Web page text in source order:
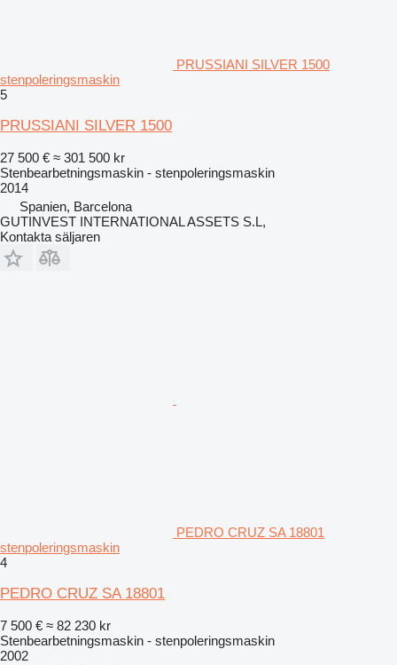
PRUSSIANI SILVER 1500
stenpoleringsmaskin
5
PRUSSIANI SILVER 1500
27 500 € ≈ 301 500 kr
Stenbearbetningsmaskin - stenpoleringsmaskin
2014
Spanien, Barcelona
GUTINVEST INTERNATIONAL ASSETS S.L,
Kontakta säljaren
PEDRO CRUZ SA 18801
stenpoleringsmaskin
4
PEDRO CRUZ SA 18801
7 500 € ≈ 82 230 kr
Stenbearbetningsmaskin - stenpoleringsmaskin
2002